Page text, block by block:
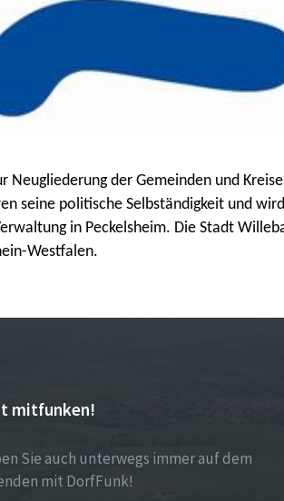
Neugliederung der Gemeinden und
seine politische Selbständigkeit und
in Peckelsheim. Die Stadt
Westfalen.
mitfunken!
Sie auch unterwegs immer auf dem
mit DorfFunk!